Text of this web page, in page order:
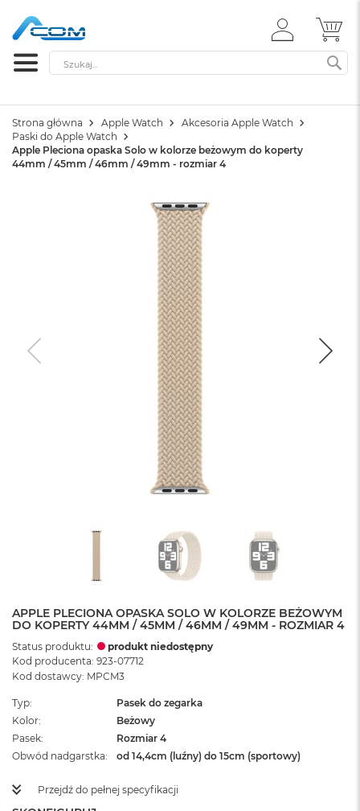
ZALOGUJ
SIĘ
Szukaj
Strona główna Apple Watch
Akcesoria Apple Watch
Paski do Apple Watch
Apple Pleciona opaska Solo w kolorze beżowym do koperty
44mm / 45mm / 46mm / 49mm - rozmiar 4
APPLE PLECIONA OPASKA SOLO W KOLORZE BEŻOWYM
DO KOPERTY 44MM / 45MM / 46MM / 49MM - ROZMIAR 4
Status produktu:
produkt niedostępny
Kod producenta: 923-07712
Kod dostawcy: MPCM3
Typ
Pasek do zegarka
Kolor
Beżowy
Pasek
Rozmiar 4
Obwód nadgarstka
od 14,4cm (luźny) do 15cm (sportowy)
Przejdź do pełnej specyfikacji